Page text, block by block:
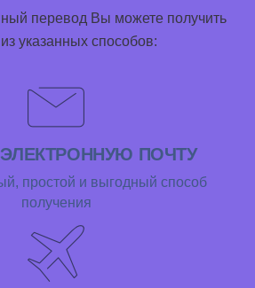
перевод Вы можете получить
указанных способов:
ПОЧТУ
простой и выгодный способ
получения